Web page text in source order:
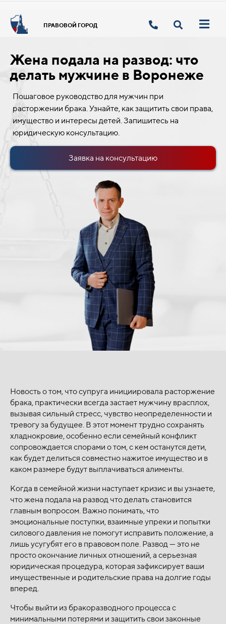
ПРАВОВОЙ ГОРОД
Жена подала на развод: что
делать мужчине в Воронеже
Пошаговое руководство для мужчин при
расторжении брака. Узнайте, как защитить свои права,
имущество и интересы детей. Запишитесь на
юридическую консультацию.
Заявка на консультацию
Новость о том, что супруга инициировала расторжение
брака, практически всегда застает мужчину врасплох,
вызывая сильный стресс, чувство неопределенности и
тревогу за будущее. В этот момент трудно сохранять
хладнокровие, особенно если семейный конфликт
сопровождается спорами о том, с кем останутся дети,
как будет делиться совместно нажитое имущество и в
каком размере будут выплачиваться алименты.
Когда в семейной жизни наступает кризис и вы узнаете,
что жена подала на развод что делать становится
главным вопросом. Важно понимать, что
эмоциональные поступки, взаимные упреки и попытки
силового давления не помогут исправить положение, а
лишь усугубят его в правовом поле. Развод — это не
просто окончание личных отношений, а серьезная
юридическая процедура, которая зафиксирует ваши
имущественные и родительские права на долгие годы
вперед.
Чтобы выйти из бракоразводного процесса с
минимальными потерями и защитить свои законные